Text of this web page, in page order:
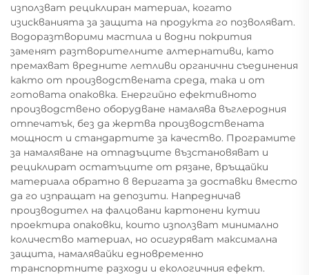
използват рециклиран материал, когато
изискванията за защита на продукта го позволяват.
Водоразтворими мастила и водни покрития
заменят разтворителните алтернативи, като
премахват вредните летливи органични съединения
както от производствената среда, така и от
готовата опаковка. Енергийно ефективното
производствено оборудване намалява въглеродния
отпечатък, без да жертва производствената
мощност и стандартите за качество. Програмите
за намаляване на отпадъците възстановяват и
рециклират остатъците от рязане, връщайки
материала обратно в веригата за доставки вместо
да го изпращат на депозити. Напредничав
производител на фалцовани картонени кутии
проектира опаковки, които използват минимално
количество материал, но осигуряват максимална
защита, намалявайки едновременно
транспортните разходи и екологичния ефект.